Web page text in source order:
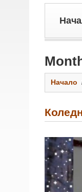
Начало